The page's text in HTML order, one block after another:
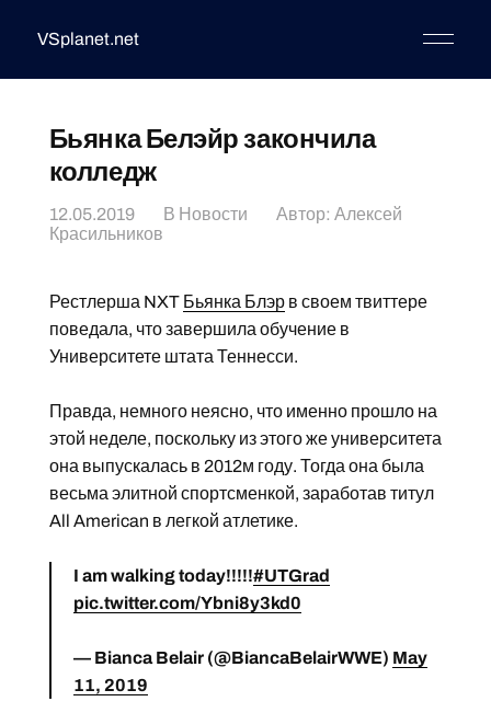
VSplanet.net
Бьянка Белэйр закончила
колледж
12.05.2019 В Новости Автор: Алексей
Красильников
Рестлерша NXT Бьянка Блэрв своем твиттере
поведала, что завершила обучение в
Университете штата Теннесси.
Правда, немного неясно, что именно прошло на
этой неделе, поскольку из этого же университета
она выпускалась в 2012м году. Тогда она была
весьма элитной спортсменкой, заработав титул
All American в легкой атлетике.
I am walking today!!!!!#UTGrad
pic.twitter.com/Ybni8y3kd0
— Bianca Belair (@BiancaBelairWWE) May
11, 2019